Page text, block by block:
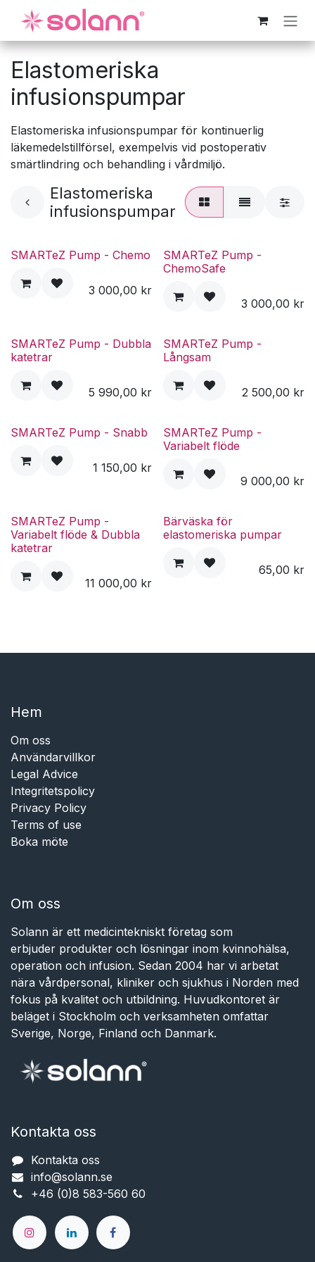
Hoppa till innehåll
Elastomeriska
infusionspumpar
Elastomeriska infusionspumpar för kontinuerlig
läkemedelstillförsel, exempelvis vid postoperativ
smärtlindring och behandling i vårdmiljö.
Elastomeriska
infusionspumpar
SMARTeZ Pump - Chemo
3 000,00 kr
SMARTeZ Pump -
ChemoSafe
3 000,00 kr
SMARTeZ Pump - Dubbla
katetrar
5 990,00 kr
SMARTeZ Pump -
Långsam
2 500,00 kr
SMARTeZ Pump - Snabb
1 150,00 kr
SMARTeZ Pump -
Variabelt flöde
9 000,00 kr
SMARTeZ Pump -
Variabelt flöde & Dubbla
katetrar
11 000,00 kr
Bärväska för
elastomeriska pumpar
65,00 kr
Hem​​
Om oss
Användarvillkor
Legal Advice
Integritetspolicy
Privacy Policy
Terms of use
Boka möte
Om oss
Solann är ett medicintekniskt företag som
erbjuder produkter och lösningar inom kvinnohälsa,
operation och infusion. Sedan 2004 har vi arbetat
nära vårdpersonal, kliniker och sjukhus i Norden med
fokus på kvalitet och utbildning. Huvudkontoret är
beläget i Stockholm och verksamheten omfattar
Sverige, Norge, Finland och Danmark.
Kontakta oss
Kontakta oss
info@solann.se​​​​​​
+46 (0)8 583-560 60